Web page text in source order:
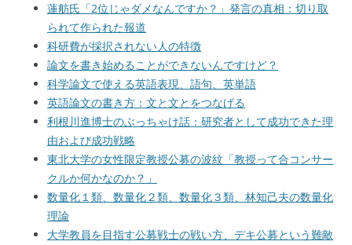
蓮舫氏「2位じゃダメなんですか？」発言の真相：切り取
られて作られた報道
科研費が採択されない人の特徴
論文を書き始めることができないんですけど？
科学論文で使える英語表現、語句、英単語
英語論文の書き方：文と文とをつなげる
利根川進博士のぶっちゃけ話：研究者として成功できた理
由および成功戦略
東北大学の女性限定教授公募の波紋「教授って合コンサー
クルか何かなのか？」
数量化１類、数量化２類、数量化３類、林知己夫の数量化
理論
大学教員を目指す公募戦士の戦い方、デキ公募という難敵